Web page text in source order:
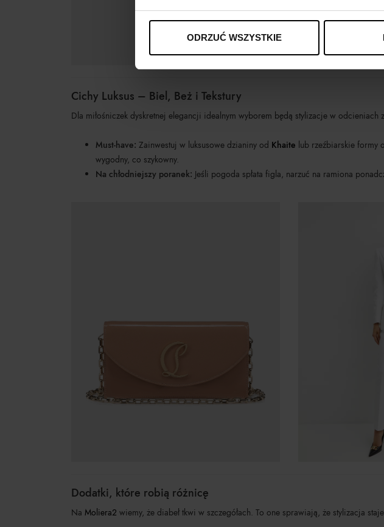
ODRZUĆ WSZYSTKIE
Cichy Luksus – Biel, Beż i Tekstury
Dla miłośniczek dyskretnej elegancji idealnym wyborem będą stylizacje w odcieniach
Must-have: Zainwestuj w luksusowe dzianiny od Khaite lub rzeźbiarskie formy
wygodny, co szykowny.
Na chłodniejszy poranek: Jeśli pogoda spłata figla, narzuć na ramiona
Dodatki, które robią różnicę
Na Moliera2 wiemy, że diabeł tkwi w szczegółach. To one sprawiają, że stylizacja